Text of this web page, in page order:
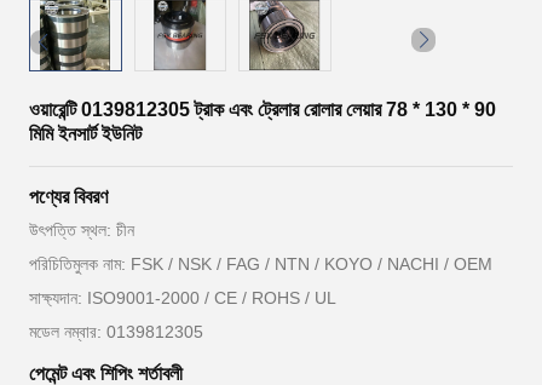
ওয়ারেন্টি 0139812305 ট্রাক এবং ট্রেলার রোলার লেয়ার 78 * 130 * 90
মিমি ইনসার্ট ইউনিট
পণ্যের বিবরণ
উৎপত্তি স্থল: চীন
পরিচিতিমুলক নাম: FSK / NSK / FAG / NTN / KOYO / NACHI / OEM
সাক্ষ্যদান: ISO9001-2000 / CE / ROHS / UL
মডেল নম্বার: 0139812305
পেমেন্ট এবং শিপিং শর্তাবলী